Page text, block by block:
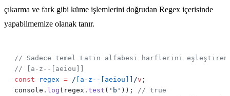
çıkarma ve fark gibi küme işlemlerini doğrudan Regex içerisinde
yapabilmemize olanak tanır.
const regex = / [a-z--[aeiou] /v
console. log (regex. test ( 'b' ));